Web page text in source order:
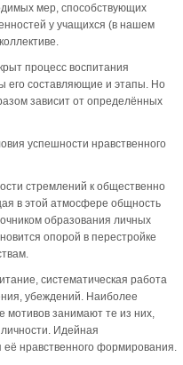
мер, способствующих
у учащихся (в нашем
процесс воспитания
его составляющие и этапы. Но
зависит от определённых
успешности нравственного
стремлений к общественно
в этой атмосфере общность
образования личных
опорой в перестройке
систематическая работа
убеждений. Наиболее
мотивов занимают те из них,
Идейная
нравственного формирования.